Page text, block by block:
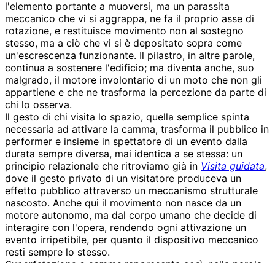
l'elemento portante a muoversi, ma un parassita
meccanico che vi si aggrappa, ne fa il proprio asse di
rotazione, e restituisce movimento non al sostegno
stesso, ma a ciò che vi si è depositato sopra come
un'escrescenza funzionante. Il pilastro, in altre parole,
continua a sostenere l'edificio; ma diventa anche, suo
malgrado, il motore involontario di un moto che non gli
appartiene e che ne trasforma la percezione da parte di
chi lo osserva.
Il gesto di chi visita lo spazio, quella semplice spinta
necessaria ad attivare la camma, trasforma il pubblico in
performer e insieme in spettatore di un evento dalla
durata sempre diversa, mai identica a se stessa: un
principio relazionale che ritroviamo già in Visita guidata,
dove il gesto privato di un visitatore produceva un
effetto pubblico attraverso un meccanismo strutturale
nascosto. Anche qui il movimento non nasce da un
motore autonomo, ma dal corpo umano che decide di
interagire con l'opera, rendendo ogni attivazione un
evento irripetibile, per quanto il dispositivo meccanico
resti sempre lo stesso.